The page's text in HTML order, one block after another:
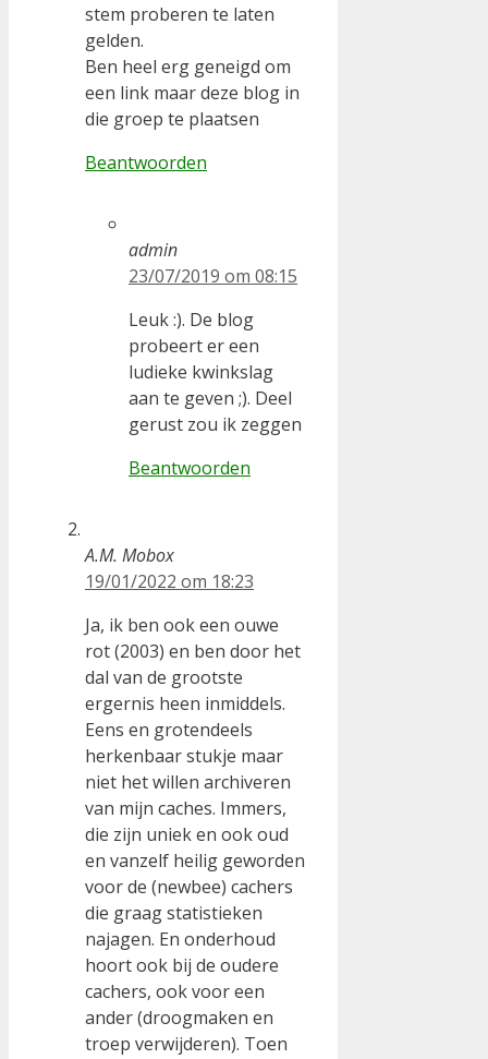
stem proberen te laten
gelden.
Ben heel erg geneigd om
een link maar deze blog in
die groep te plaatsen
Beantwoorden
admin
23/07/2019 om 08:15
Leuk :). De blog
probeert er een
ludieke kwinkslag
aan te geven ;). Deel
gerust zou ik zeggen
Beantwoorden
A.M. Mobox
19/01/2022 om 18:23
Ja, ik ben ook een ouwe
rot (2003) en ben door het
dal van de grootste
ergernis heen inmiddels.
Eens en grotendeels
herkenbaar stukje maar
niet het willen archiveren
van mijn caches. Immers,
die zijn uniek en ook oud
en vanzelf heilig geworden
voor de (newbee) cachers
die graag statistieken
najagen. En onderhoud
hoort ook bij de oudere
cachers, ook voor een
ander (droogmaken en
troep verwijderen). Toen